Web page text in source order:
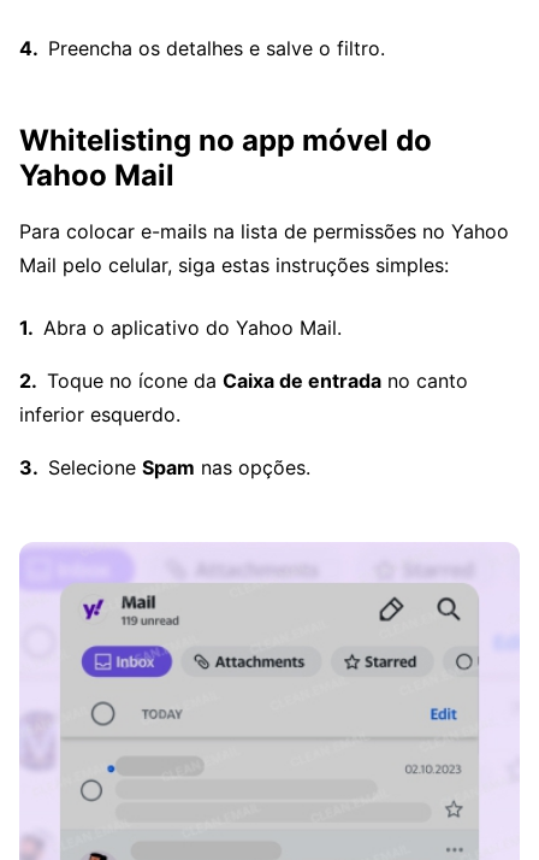
Preencha os detalhes e salve o filtro.
Whitelisting no app móvel do
Yahoo Mail
Para colocar e-mails na lista de permissões no Yahoo
Mail pelo celular, siga estas instruções simples:
Abra o aplicativo do Yahoo Mail.
Toque no ícone da Caixa de entrada no canto
inferior esquerdo.
Selecione Spam nas opções.